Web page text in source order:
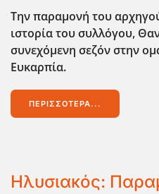
Την παραμονή του
ιστορία του συλλόγου,
συνεχόμενη σεζόν στην
Ευκαρπία.
ΠΕΡΙΣΣΌΤΕΡΑ...
Ηλυσιακός: